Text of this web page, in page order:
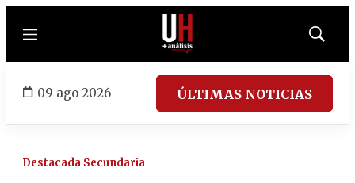
Menú
Mostrar
09 ago 2026 ÚLTIMAS NOTICIAS
Destacada Secundaria